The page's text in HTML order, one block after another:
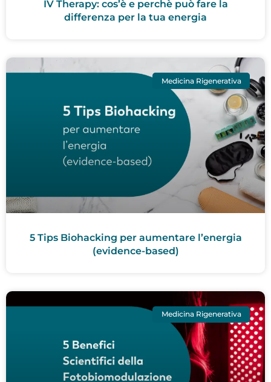
IV Therapy: cos’è e perchè può fare la
differenza per la tua energia
Medicina Rigenerativa
5 Tips Biohacking per aumentare l’energia
(evidence-based)
Medicina Rigenerativa